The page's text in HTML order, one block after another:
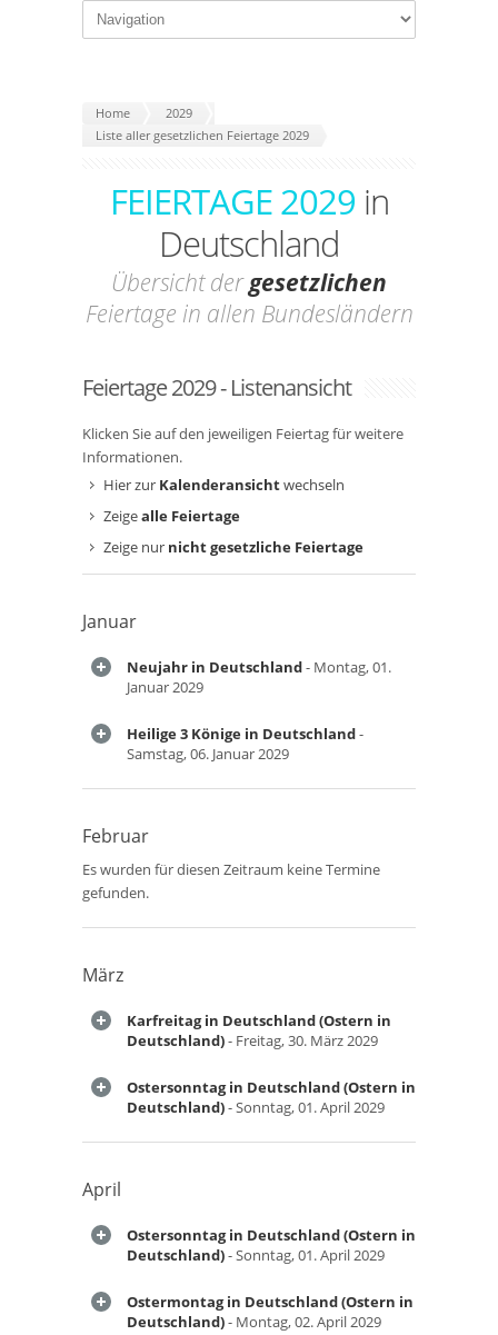
Home
2029
Liste aller gesetzlichen Feiertage 2029
FEIERTAGE 2029 in
Deutschland
Übersicht dergesetzlichen
Feiertage in allen Bundesländern
Feiertage 2029 - Listenansicht
Klicken Sie auf den jeweiligen Feiertag für weitere
Informationen.
Hier zur Kalenderansichtwechseln
Zeigealle Feiertage
Zeige nur nicht gesetzliche Feiertage
Januar
Neujahr in Deutschland- Montag, 01.
Januar 2029
Heilige 3 Könige in Deutschland-
Samstag, 06. Januar 2029
Februar
Es wurden für diesen Zeitraum keine Termine
gefunden.
März
Karfreitag in Deutschland (Ostern in
Deutschland)- Freitag, 30. März 2029
Ostersonntag in Deutschland (Ostern in
Deutschland)- Sonntag, 01. April 2029
April
Ostersonntag in Deutschland (Ostern in
Deutschland)- Sonntag, 01. April 2029
Ostermontag in Deutschland (Ostern in
Deutschland)- Montag, 02. April 2029